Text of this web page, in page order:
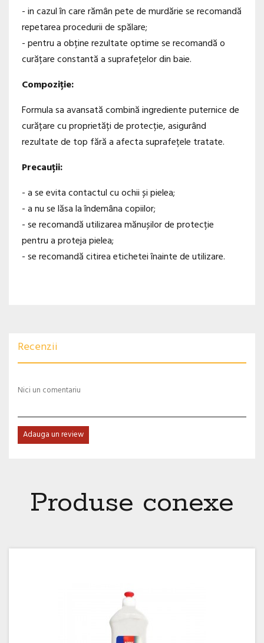
- in cazul în care rămân pete de murdărie se recomandă
repetarea procedurii de spălare;
- pentru a obține rezultate optime se recomandă o
curățare constantă a suprafețelor din baie.
Compoziție:
Formula sa avansată combină ingrediente puternice de
curățare cu proprietăți de protecție, asigurând
rezultate de top fără a afecta suprafețele tratate.
Precauții:
- a se evita contactul cu ochii și pielea;
- a nu se lăsa la îndemâna copiilor;
- se recomandă utilizarea mănușilor de protecție
pentru a proteja pielea;
- se recomandă citirea etichetei înainte de utilizare.
Recenzii
Nici un comentariu
Adauga un review
Produse conexe